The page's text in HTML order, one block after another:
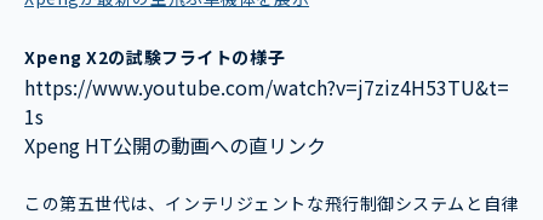
Xpeng X2の試験フライトの様子
https://www.youtube.com/watch?v=j7ziz4H53TU&t=
1s
Xpeng HT公開の動画への直リンク
この第五世代は、インテリジェントな飛行制御システムと自律